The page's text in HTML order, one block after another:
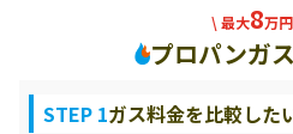
\ 最大8万
プロパンガス
STEP 1ガス料金を比較した